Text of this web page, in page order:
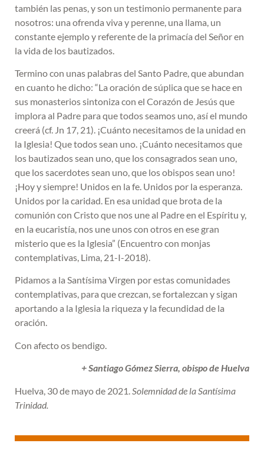
también las penas, y son un testimonio permanente para
nosotros: una ofrenda viva y perenne, una llama, un
constante ejemplo y referente de la primacía del Señor en
la vida de los bautizados.
Termino con unas palabras del Santo Padre, que abundan
en cuanto he dicho: “La oración de súplica que se hace en
sus monasterios sintoniza con el Corazón de Jesús que
implora al Padre para que todos seamos uno, así el mundo
creerá (cf. Jn 17, 21). ¡Cuánto necesitamos de la unidad en
la Iglesia! Que todos sean uno. ¡Cuánto necesitamos que
los bautizados sean uno, que los consagrados sean uno,
que los sacerdotes sean uno, que los obispos sean uno!
¡Hoy y siempre! Unidos en la fe. Unidos por la esperanza.
Unidos por la caridad. En esa unidad que brota de la
comunión con Cristo que nos une al Padre en el Espíritu y,
en la eucaristía, nos une unos con otros en ese gran
misterio que es la Iglesia” (Encuentro con monjas
contemplativas, Lima, 21-I-2018).
Pidamos a la Santísima Virgen por estas comunidades
contemplativas, para que crezcan, se fortalezcan y sigan
aportando a la Iglesia la riqueza y la fecundidad de la
oración.
Con afecto os bendigo.
+ Santiago Gómez Sierra, obispo de Huelva
Huelva, 30 de mayo de 2021. Solemnidad de la Santísima
Trinidad.